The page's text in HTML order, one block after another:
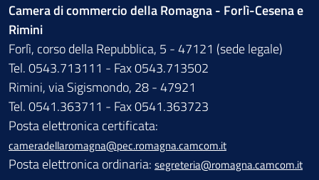
Camera di commercio della Romagna - Forlì-Cesena e
Rimini
Forlì, corso della Repubblica, 5 - 47121 (sede legale)
Tel. 0543.713111 - Fax 0543.713502
Rimini, via Sigismondo, 28 - 47921
Tel. 0541.363711 - Fax 0541.363723
Posta elettronica certificata:
cameradellaromagna@pec.romagna.camcom.it
Posta elettronica ordinaria: segreteria@romagna.camcom.it